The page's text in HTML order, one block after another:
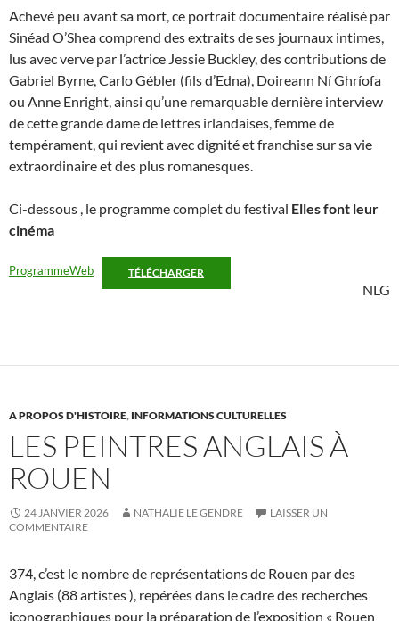
Achevé peu avant sa mort, ce portrait documentaire réalisé par
Sinéad O’Shea comprend des extraits de ses journaux intimes,
lus avec verve par l’actrice Jessie Buckley, des contributions de
Gabriel Byrne, Carlo Gébler (fils d’Edna), Doireann Ní Ghríofa
ou Anne Enright, ainsi qu’une remarquable dernière interview
de cette grande dame de lettres irlandaises, femme de
tempérament, qui revient avec dignité et franchise sur sa vie
extraordinaire et des plus romanesques.
Ci-dessous , le programme complet du festival Elles font leur
cinéma
ProgrammeWeb TÉLÉCHARGER
NLG
A PROPOS D'HISTOIRE, INFORMATIONS CULTURELLES
LES PEINTRES ANGLAIS À
ROUEN
24 JANVIER 2026 NATHALIE LE GENDRE
LAISSER UN
COMMENTAIRE
374, c’est le nombre de représentations de Rouen par des
Anglais (88 artistes ), repérées dans le cadre des recherches
iconographiques pour la préparation de l’exposition « Rouen